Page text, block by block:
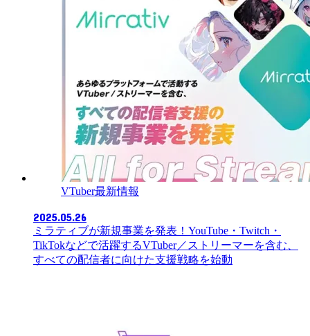
VTuber最新情報
2025.05.26
ミラティブが新規事業を発表！YouTube・Twitch・
TikTokなどで活躍するVTuber／ストリーマーを含む、
すべての配信者に向けた支援戦略を始動